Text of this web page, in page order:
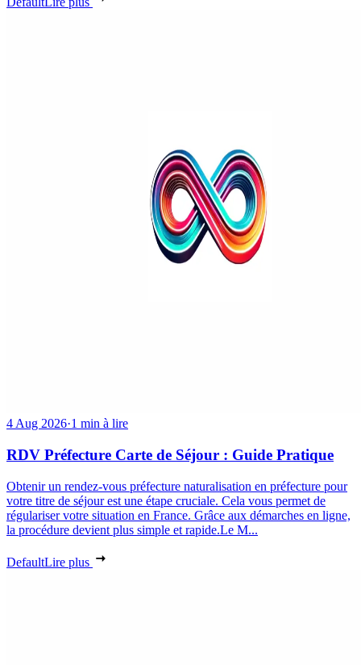
4 Aug 2026·1 min à lire
RDV Préfecture Carte de Séjour : Guide Pratique
Obtenir un rendez-vous préfecture naturalisation en préfecture pour
votre titre de séjour est une étape cruciale. Cela vous permet de
régulariser votre situation en France. Grâce aux démarches en ligne,
la procédure devient plus simple et rapide.Le M...
DefaultLire plus